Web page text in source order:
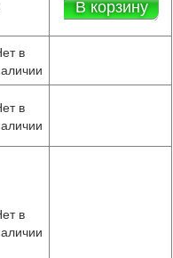
В корзину
в
в
в